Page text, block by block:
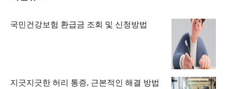
국민건강보험 환급금 조회 및 신청방법
지긋지긋한 허리 통증, 근본적인 해결 방법